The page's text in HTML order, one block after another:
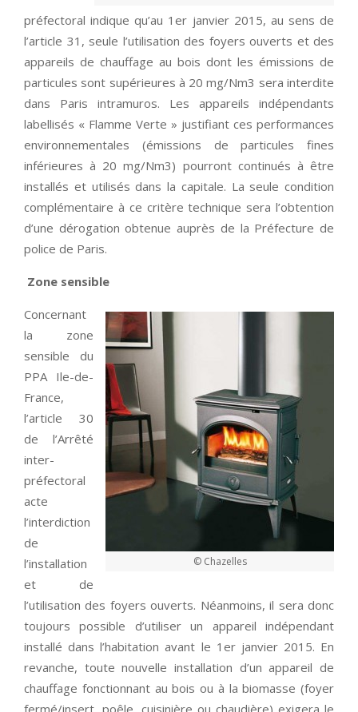
préfectoral indique qu’au 1er janvier 2015, au sens de
l’article 31, seule l’utilisation des foyers ouverts et des
appareils de chauffage au bois dont les émissions de
particules sont supérieures à 20 mg/Nm3 sera interdite
dans Paris intramuros. Les appareils indépendants
labellisés « Flamme Verte » justifiant ces performances
environnementales (émissions de particules fines
inférieures à 20 mg/Nm3) pourront continués à être
installés et utilisés dans la capitale. La seule condition
complémentaire à ce critère technique sera l’obtention
d’une dérogation obtenue auprès de la Préfecture de
police de Paris.
Zone sensible
© Chazelles
Concernant
la zone
sensible du
PPA Ile-de-
France,
l’article 30
de l’Arrêté
inter-
préfectoral
acte
l’interdiction
de
l’installation
et de
l’utilisation des foyers ouverts. Néanmoins, il sera donc
toujours possible d’utiliser un appareil indépendant
installé dans l’habitation avant le 1er janvier 2015. En
revanche, toute nouvelle installation d’un appareil de
chauffage fonctionnant au bois ou à la biomasse (foyer